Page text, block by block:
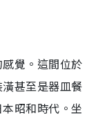
覺。這間位於
甚至是器皿餐
昭和時代。坐